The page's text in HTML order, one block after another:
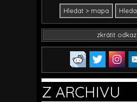
zkrátit odkaz
Z ARCHIVU